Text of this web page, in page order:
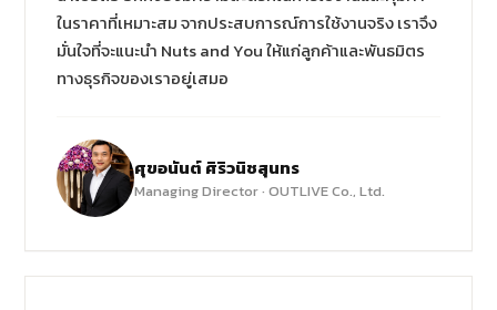
ในราคาที่เหมาะสม จากประสบการณ์การใช้งานจริง เราจึง
มั่นใจที่จะแนะนำ Nuts and You ให้แก่ลูกค้าและพันธมิตร
ทางธุรกิจของเราอยู่เสมอ
ศุขอนันต์ ศิริวนิชสุนทร
Managing Director · OUTLIVE Co., Ltd.